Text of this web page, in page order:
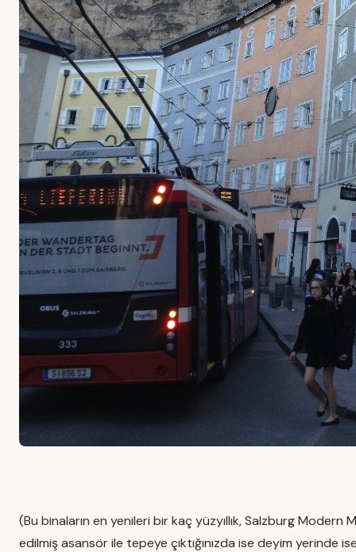
(Bu binaların en yenileri bir kaç yüzyıllık, Salzburg
edilmiş asansör ile tepeye çıktığınızda ise deyim yerinde